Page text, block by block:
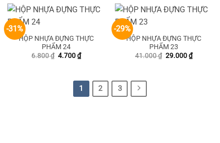
-31%
HỘP NHỰA ĐỰNG THỰC
PHẨM 24
6.800₫ Giá
4.700₫Giá
hiện
4.700 ₫.
-29%
HỘP NHỰA ĐỰNG THỰC
PHẨM 23
41.000₫ Giá
29.000₫Giá
hiện
1 2 3